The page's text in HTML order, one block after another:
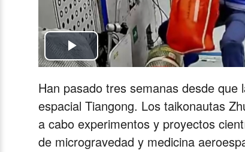
Play
Video
Han pasado tres semanas desde que
espacial Tiangong. Los taikonautas
a cabo experimentos y proyectos
de microgravedad y medicina